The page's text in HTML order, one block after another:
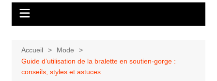
Accueil
Mode
Guide d’utilisation de la bralette en soutien-gorge :
conseils, styles et astuces